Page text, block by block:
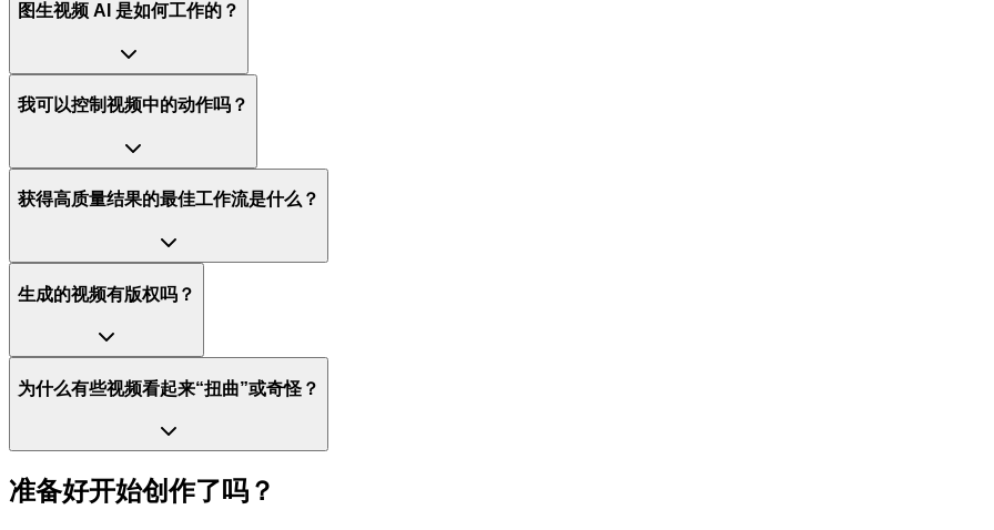
图生视频 AI 是如何工作的？
我可以控制视频中的动作吗？
获得高质量结果的最佳工作流是什么？
生成的视频有版权吗？
为什么有些视频看起来“扭曲”或奇怪？
准备好开始创作了吗？